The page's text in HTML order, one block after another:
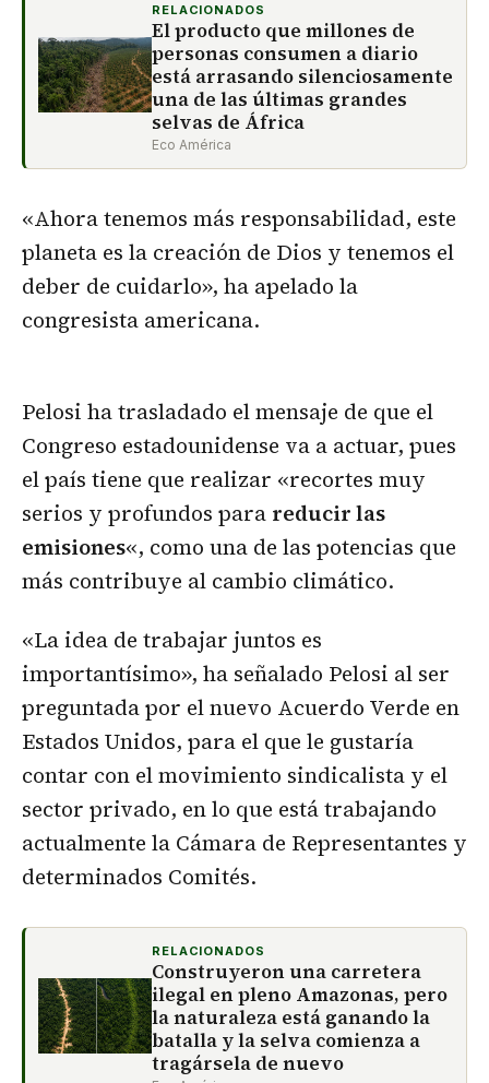
RELACIONADOS
El producto que millones de
personas consumen a diario
está arrasando silenciosamente
una de las últimas grandes
selvas de África
Eco América
«Ahora tenemos más responsabilidad, este
planeta es la creación de Dios y tenemos el
deber de cuidarlo», ha apelado la
congresista americana.
Pelosi ha trasladado el mensaje de que el
Congreso estadounidense va a actuar, pues
el país tiene que realizar «recortes muy
serios y profundos para reducir las
emisiones«, como una de las potencias que
más contribuye al cambio climático.
«La idea de trabajar juntos es
importantísimo», ha señalado Pelosi al ser
preguntada por el nuevo Acuerdo Verde en
Estados Unidos, para el que le gustaría
contar con el movimiento sindicalista y el
sector privado, en lo que está trabajando
actualmente la Cámara de Representantes y
determinados Comités.
RELACIONADOS
Construyeron una carretera
ilegal en pleno Amazonas, pero
la naturaleza está ganando la
batalla y la selva comienza a
tragársela de nuevo